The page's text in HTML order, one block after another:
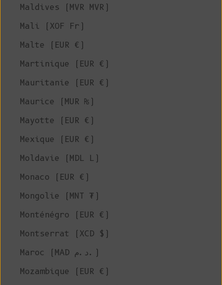
Maldives (MVR MVR)
Mali (XOF Fr)
Malte (EUR €)
Martinique (EUR €)
Mauritanie (EUR €)
Maurice (MUR ₨)
Mayotte (EUR €)
Mexique (EUR €)
Moldavie (MDL L)
Monaco (EUR €)
Mongolie (MNT ₮)
Monténégro (EUR €)
Montserrat (XCD $)
Maroc (MAD د.م.)
Mozambique (EUR €)